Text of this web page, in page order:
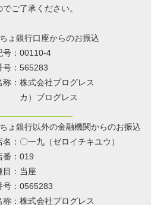
ご了承ください。
銀行口座からのお振込
00110-4
565283
式会社プログレス
ログレス
銀行以外の金融機関からのお振込
一九（ゼロイチキユウ）
019
当座
0565283
式会社プログレス